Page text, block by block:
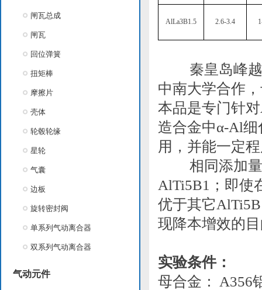
闸瓦总成
闸瓦
回位弹簧
扭矩棒
摩擦片
壳体
轮毂轮缘
星轮
气囊
边板
旋转密封阀
单系列气动离合器
双系列气动离合器
气动元件
AlLa3B1.5 2.6-3.4
秦皇岛峰越
中南大学合作
本品是专门针
造合金中α-Al
用，并能一定
相同添加量
AlTi5B1；即使
优于其它
现降本增效的
实验条件：
母合金：